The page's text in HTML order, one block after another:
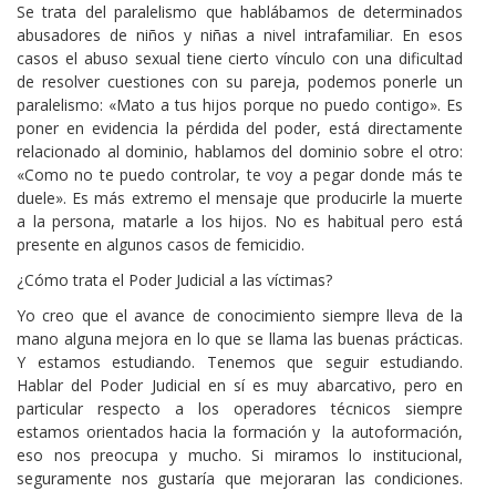
Se trata del paralelismo que hablábamos de determinados
abusadores de niños y niñas a nivel intrafamiliar. En esos
casos el abuso sexual tiene cierto vínculo con una dificultad
de resolver cuestiones con su pareja, podemos ponerle un
paralelismo: «Mato a tus hijos porque no puedo contigo». Es
poner en evidencia la pérdida del poder, está directamente
relacionado al dominio, hablamos del dominio sobre el otro:
«Como no te puedo controlar, te voy a pegar donde más te
duele». Es más extremo el mensaje que producirle la muerte
a la persona, matarle a los hijos. No es habitual pero está
presente en algunos casos de femicidio.
¿Cómo trata el Poder Judicial a las víctimas?
Yo creo que el avance de conocimiento siempre lleva de la
mano alguna mejora en lo que se llama las buenas prácticas.
Y estamos estudiando. Tenemos que seguir estudiando.
Hablar del Poder Judicial en sí es muy abarcativo, pero en
particular respecto a los operadores técnicos siempre
estamos orientados hacia la formación y la autoformación,
eso nos preocupa y mucho. Si miramos lo institucional,
seguramente nos gustaría que mejoraran las condiciones.